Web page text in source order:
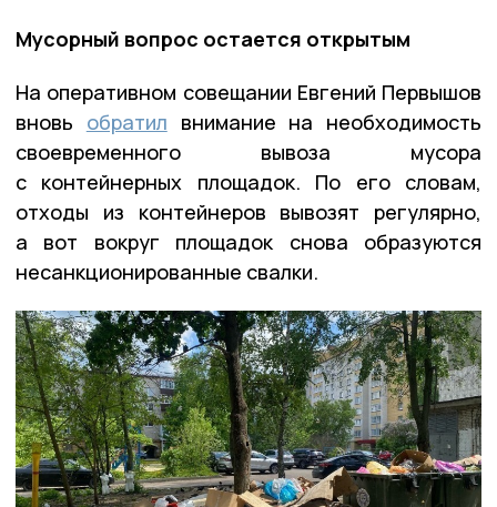
Мусорный вопрос остается открытым
На оперативном совещании Евгений Первышов
вновь обратил внимание на необходимость
своевременного вывоза мусора
с контейнерных площадок. По его словам,
отходы из контейнеров вывозят регулярно,
а вот вокруг площадок снова образуются
несанкционированные свалки.